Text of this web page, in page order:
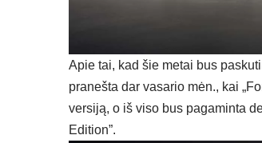
Apie tai, kad šie metai bus
pranešta dar vasario mėn., kai
versiją, o iš viso bus pagaminta
Edition”.